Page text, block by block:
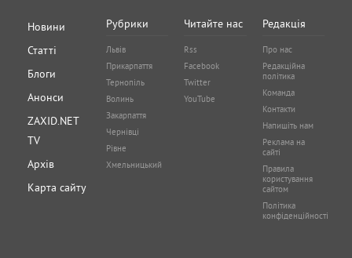
Новини
Статті
Блоги
Анонси
ZAXID.NET
TV
Архів
Карта сайту
Рубрики
Львів
Прикарпаття
Тернопіль
Волинь
Закарпаття
Чернівці
Рівне
Хмельницький
Читайте нас
Rss
Facebook
Twitter
YouTube
Редакція
Про нас
Редакційна
політика
Команда
Контакти
Напишіть нам
Реклама на
сайті
Правила
користування
сайтом
Політика
конфіденційності